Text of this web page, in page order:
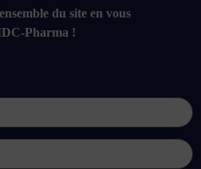
du site en vous
Pharma !